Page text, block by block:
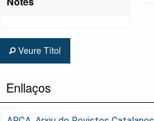
Veure Títol
Enllaços